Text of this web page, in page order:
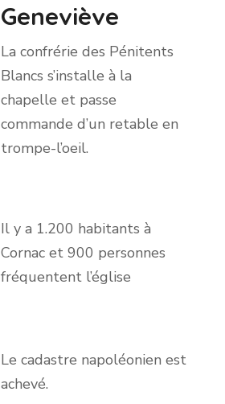
Geneviève
La confrérie des Pénitents
Blancs s’installe à la
chapelle et passe
commande d’un retable en
trompe-l’oeil.
Il y a 1.200 habitants à
Cornac et 900 personnes
fréquentent l’église
Le cadastre napoléonien est
achevé.